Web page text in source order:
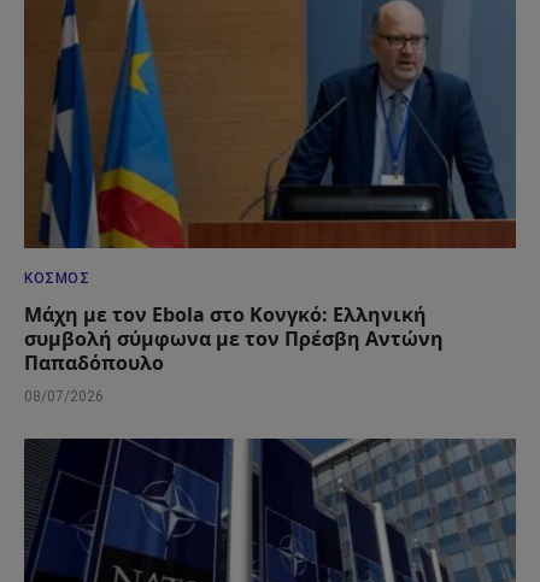
ΚΌΣΜΟΣ
Μάχη με τον Ebola στο Κονγκό: Ελληνική
συμβολή σύμφωνα με τον Πρέσβη Αντώνη
Παπαδόπουλο
08/07/2026